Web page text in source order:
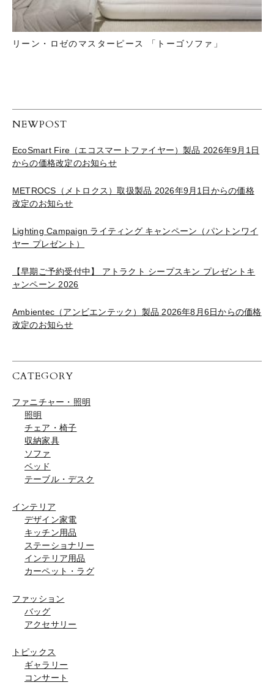
リーン・ロゼのマスターピース 「トーゴソファ」
NEWPOST
EcoSmart Fire（エコスマートファイヤー）製品 2026年9月1日
からの価格改定のお知らせ
METROCS（メトロクス）取扱製品 2026年9月1日からの価格
改定のお知らせ
Lighting Campaign ライティング キャンペーン（パントンワイ
ヤー プレゼント）
【早期ご予約受付中】 アトラクト シープスキン プレゼントキ
ャンペーン 2026
Ambientec（アンビエンテック）製品 2026年8月6日からの価格
改定のお知らせ
CATEGORY
ファニチャー・照明
照明
チェア・椅子
収納家具
ソファ
ベッド
テーブル・デスク
インテリア
デザイン家電
キッチン用品
ステーショナリー
インテリア用品
カーペット・ラグ
ファッション
バッグ
アクセサリー
トピックス
ギャラリー
コンサート